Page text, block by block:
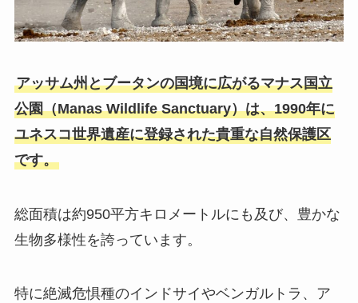
アッサム州とブータンの国境に広がるマナス国立
公園（Manas Wildlife Sanctuary）は、1990年に
ユネスコ世界遺産に登録された貴重な自然保護区
です。
総面積は約950平方キロメートルにも及び、豊かな
生物多様性を誇っています。
特に絶滅危惧種のインドサイやベンガルトラ、ア